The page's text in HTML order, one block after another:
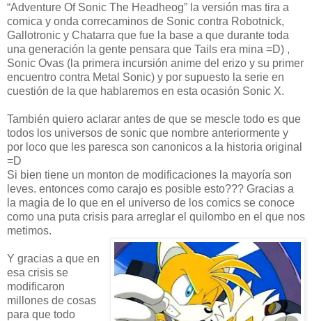
“Adventure Of Sonic The Headheog” la versión mas tira a
comica y onda correcaminos de Sonic contra Robotnick,
Gallotronic y Chatarra que fue la base a que durante toda
una generación la gente pensara que Tails era mina =D) ,
Sonic Ovas (la primera incursión anime del erizo y su primer
encuentro contra Metal Sonic) y por supuesto la serie en
cuestión de la que hablaremos en esta ocasión Sonic X.
También quiero aclarar antes de que se mescle todo es que
todos los universos de sonic que nombre anteriormente y
por loco que les paresca son canonicos a la historia original
=D
Si bien tiene un monton de modificaciones la mayoría son
leves. entonces como carajo es posible esto??? Gracias a
la magia de lo que en el universo de los comics se conoce
como una puta crisis para arreglar el quilombo en el que nos
metimos.
Y gracias a que en
esa crisis se
modificaron
millones de cosas
para que todo